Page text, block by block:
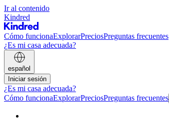
Ir al contenido
Kindred
Cómo funcionaExplorarPreciosPreguntas frecuentes
¿Es mi casa adecuada?
español
Iniciar sesión
¿Es mi casa adecuada?
Cómo funcionaExplorarPreciosPreguntas frecuentes